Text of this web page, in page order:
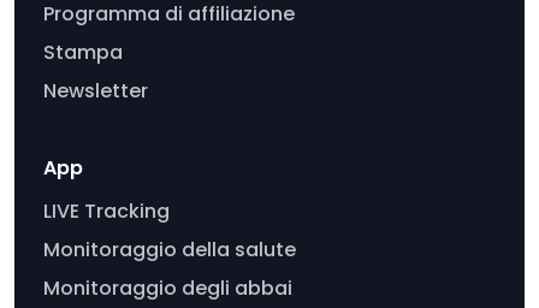
Programma di affiliazione
Stampa
Newsletter
App
LIVE Tracking
Monitoraggio della salute
Monitoraggio degli abbai